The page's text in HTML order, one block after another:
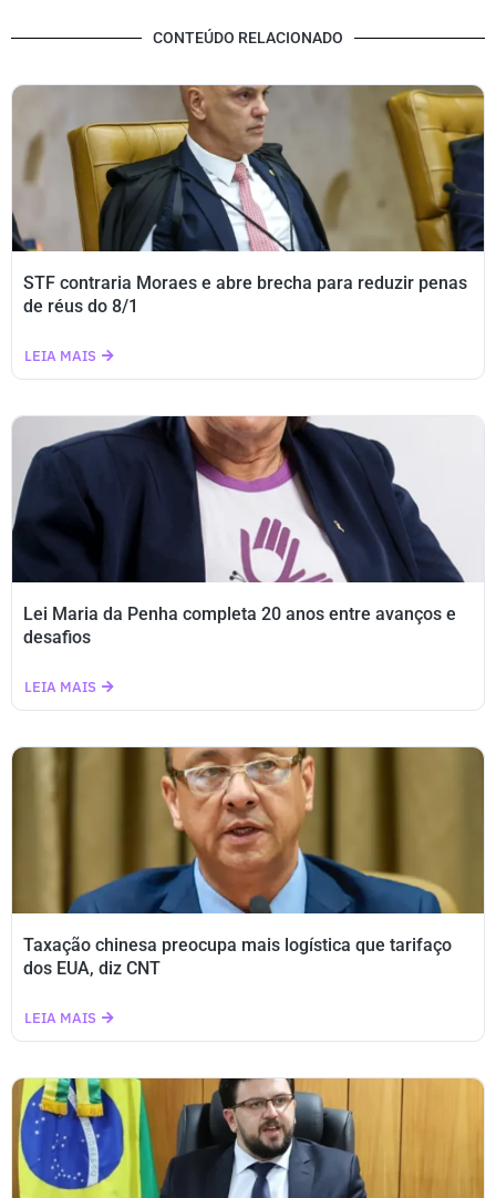
CONTEÚDO RELACIONADO
STF contraria Moraes e abre brecha para reduzir penas
de réus do 8/1
LEIA MAIS
Lei Maria da Penha completa 20 anos entre avanços e
desafios
LEIA MAIS
Taxação chinesa preocupa mais logística que tarifaço
dos EUA, diz CNT
LEIA MAIS